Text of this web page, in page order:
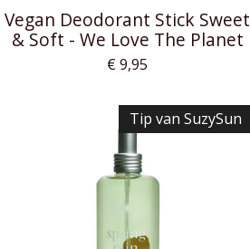
Vegan Deodorant Stick Sweet
& Soft - We Love The Planet
€ 9,95
Tip van SuzySun